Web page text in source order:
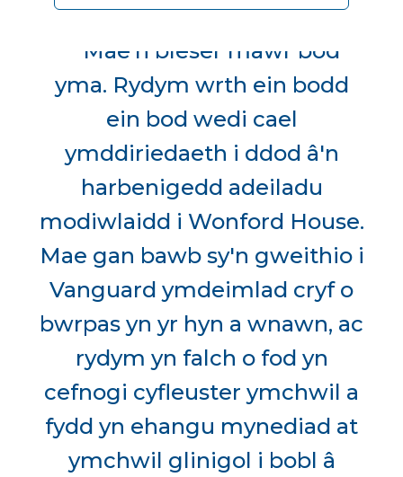
""Mae'n bleser mawr bod
yma. Rydym wrth ein bodd
ein bod wedi cael
ymddiriedaeth i ddod â'n
harbenigedd adeiladu
modiwlaidd i Wonford House.
Mae gan bawb sy'n gweithio i
Vanguard ymdeimlad cryf o
bwrpas yn yr hyn a wnawn, ac
rydym yn falch o fod yn
cefnogi cyfleuster ymchwil a
fydd yn ehangu mynediad at
ymchwil glinigol i bobl â